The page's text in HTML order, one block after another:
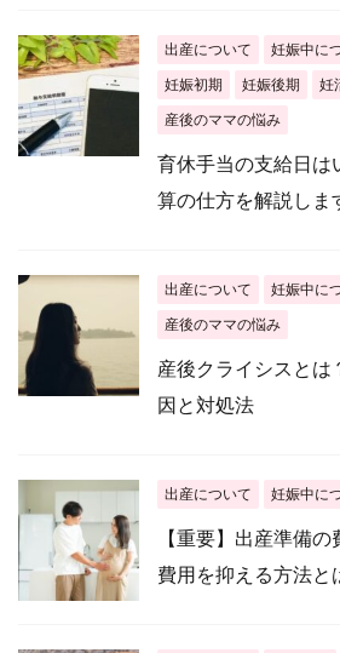
出産について 妊娠中に
妊娠初期 妊娠後期 妊
産後のママの悩み
育休手当の支給日は
算の仕方を解説しま
出産について 妊娠中に
産後のママの悩み
産後クライシスとは
因と対処法
出産について 妊娠中に
【重要】出産準備
費用を抑える方法と